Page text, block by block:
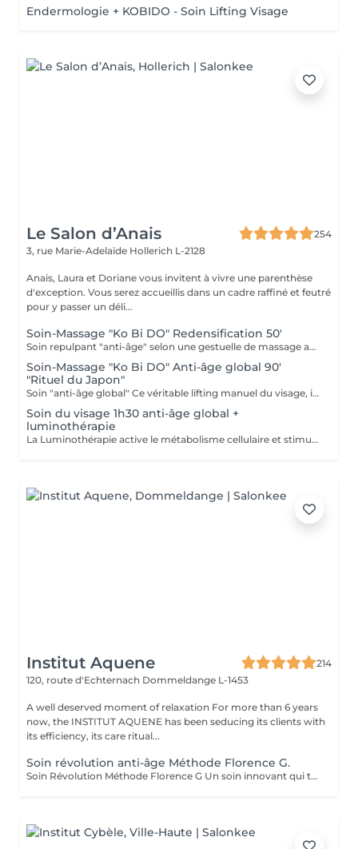
Endermologie + KOBIDO - Soin Lifting Visage
Le Salon d’Anais
254
3, rue Marie-Adelaïde Hollerich L-2128
Anais, Laura et Doriane vous invitent à vivre une parenthèse
d'exception. Vous serez accueillis dans un cadre raffiné et feutré
pour y passer un déli...
Soin-Massage "Ko Bi DO" Redensification 50'
Soin repulpant "anti-âge" selon une gestuelle de massage active : le Ko-Bi-Do. Véritable lifting naturel du visage inspiré d'un rituel japonais associé à notre principe de Dermaponcture pour lisser efficacement les traits et tonifier le cou. Durant ce soin, nous utiliserons les produits spécifiques aux besoin de votre peau.
Soin-Massage "Ko Bi DO" Anti-âge global 90'
"Rituel du Japon"
Soin "anti-âge global" Ce véritable lifting manuel du visage, inspiré du massage japonais "Ko Bi Do"est associé à complexe anti-âge unique. vous retrouvez une peau tonifiée lissée et repulpée. et associés d'un masque aux vertus régénérantes, agit en profondeur sur les rides, la fermeté, les taches pigmentaires et l'éclat, et insiste sur le contour des yeux, la bouche, le décolleté. Vous retrouvé
Soin du visage 1h30 anti-âge global +
luminothérapie
La Luminothérapie active le métabolisme cellulaire et stimule la production de collagène et d'élastine. Au l des séances, la peau retrouve élasticité et éclat, les cicatrices s'atténuent, l'acné guérit. Le résultat est visible très rapidement. Les résultats attendus peuvent varier en fonction de chaque individu. Des études montrent en effet que la peau semble plus jeune et les rides plus atténuées dès la première utilisation de cette technologie. La lumière LED bleue est particulièrement efficace pour prévenir les éruptions cutanées puisqu'elle détruit les bactéries responsables de l'acné directement dans le derme. C'est scientifiquement prouvé !
Institut Aquene
214
120, route d'Echternach Dommeldange L-1453
A well deserved moment of relaxation For more than 6 years
now, the INSTITUT AQUENE has been seducing its clients with
its efficiency, its care ritual...
Soin révolution anti-âge Méthode Florence G.
Soin Révolution Méthode Florence G Un soin innovant qui transforme visiblement la qualité de la peau. Le Soin Révolution de la méthode Florence G est un protocole hautement technologique et manuel et 100 % naturel combinant des techniques exclusives de stimulation tissulaire, d'oxygénation cutanée et de remodelage facial. Ce soin nouvelle génération agit en profondeur pour relancer les fonctions naturelles de la peau, améliorer son aspect global et lui redonner toute sa vitalité sans l'abimer, sans douleur et sans éviction sociale. Les bénéfices du soin: - Lisse immédiatement les rides et ridules - Raffermit et redessine les contours du visage - Booste l'éclat et l'oxygénation - Réduit visiblement les signes de fatigue - Améliore la texture de la peau Les effets du soin vont s'accentuer encore pendant 3 à 4 semaines. C'est également un soin fantastique pour travailler les cicatrices (du corps également), les peaux atopiques, vergetures blanches ou violacées. AUCUNE ÉPILATION VISAGE NE POURRA ÊTRE FAITE PENDANT LE SOIN.